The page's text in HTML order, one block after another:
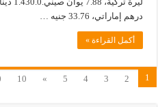
درهم إماراتي، 33.76 جنيه …
أكمل القراءة »
1
2
3
4
5
»
10